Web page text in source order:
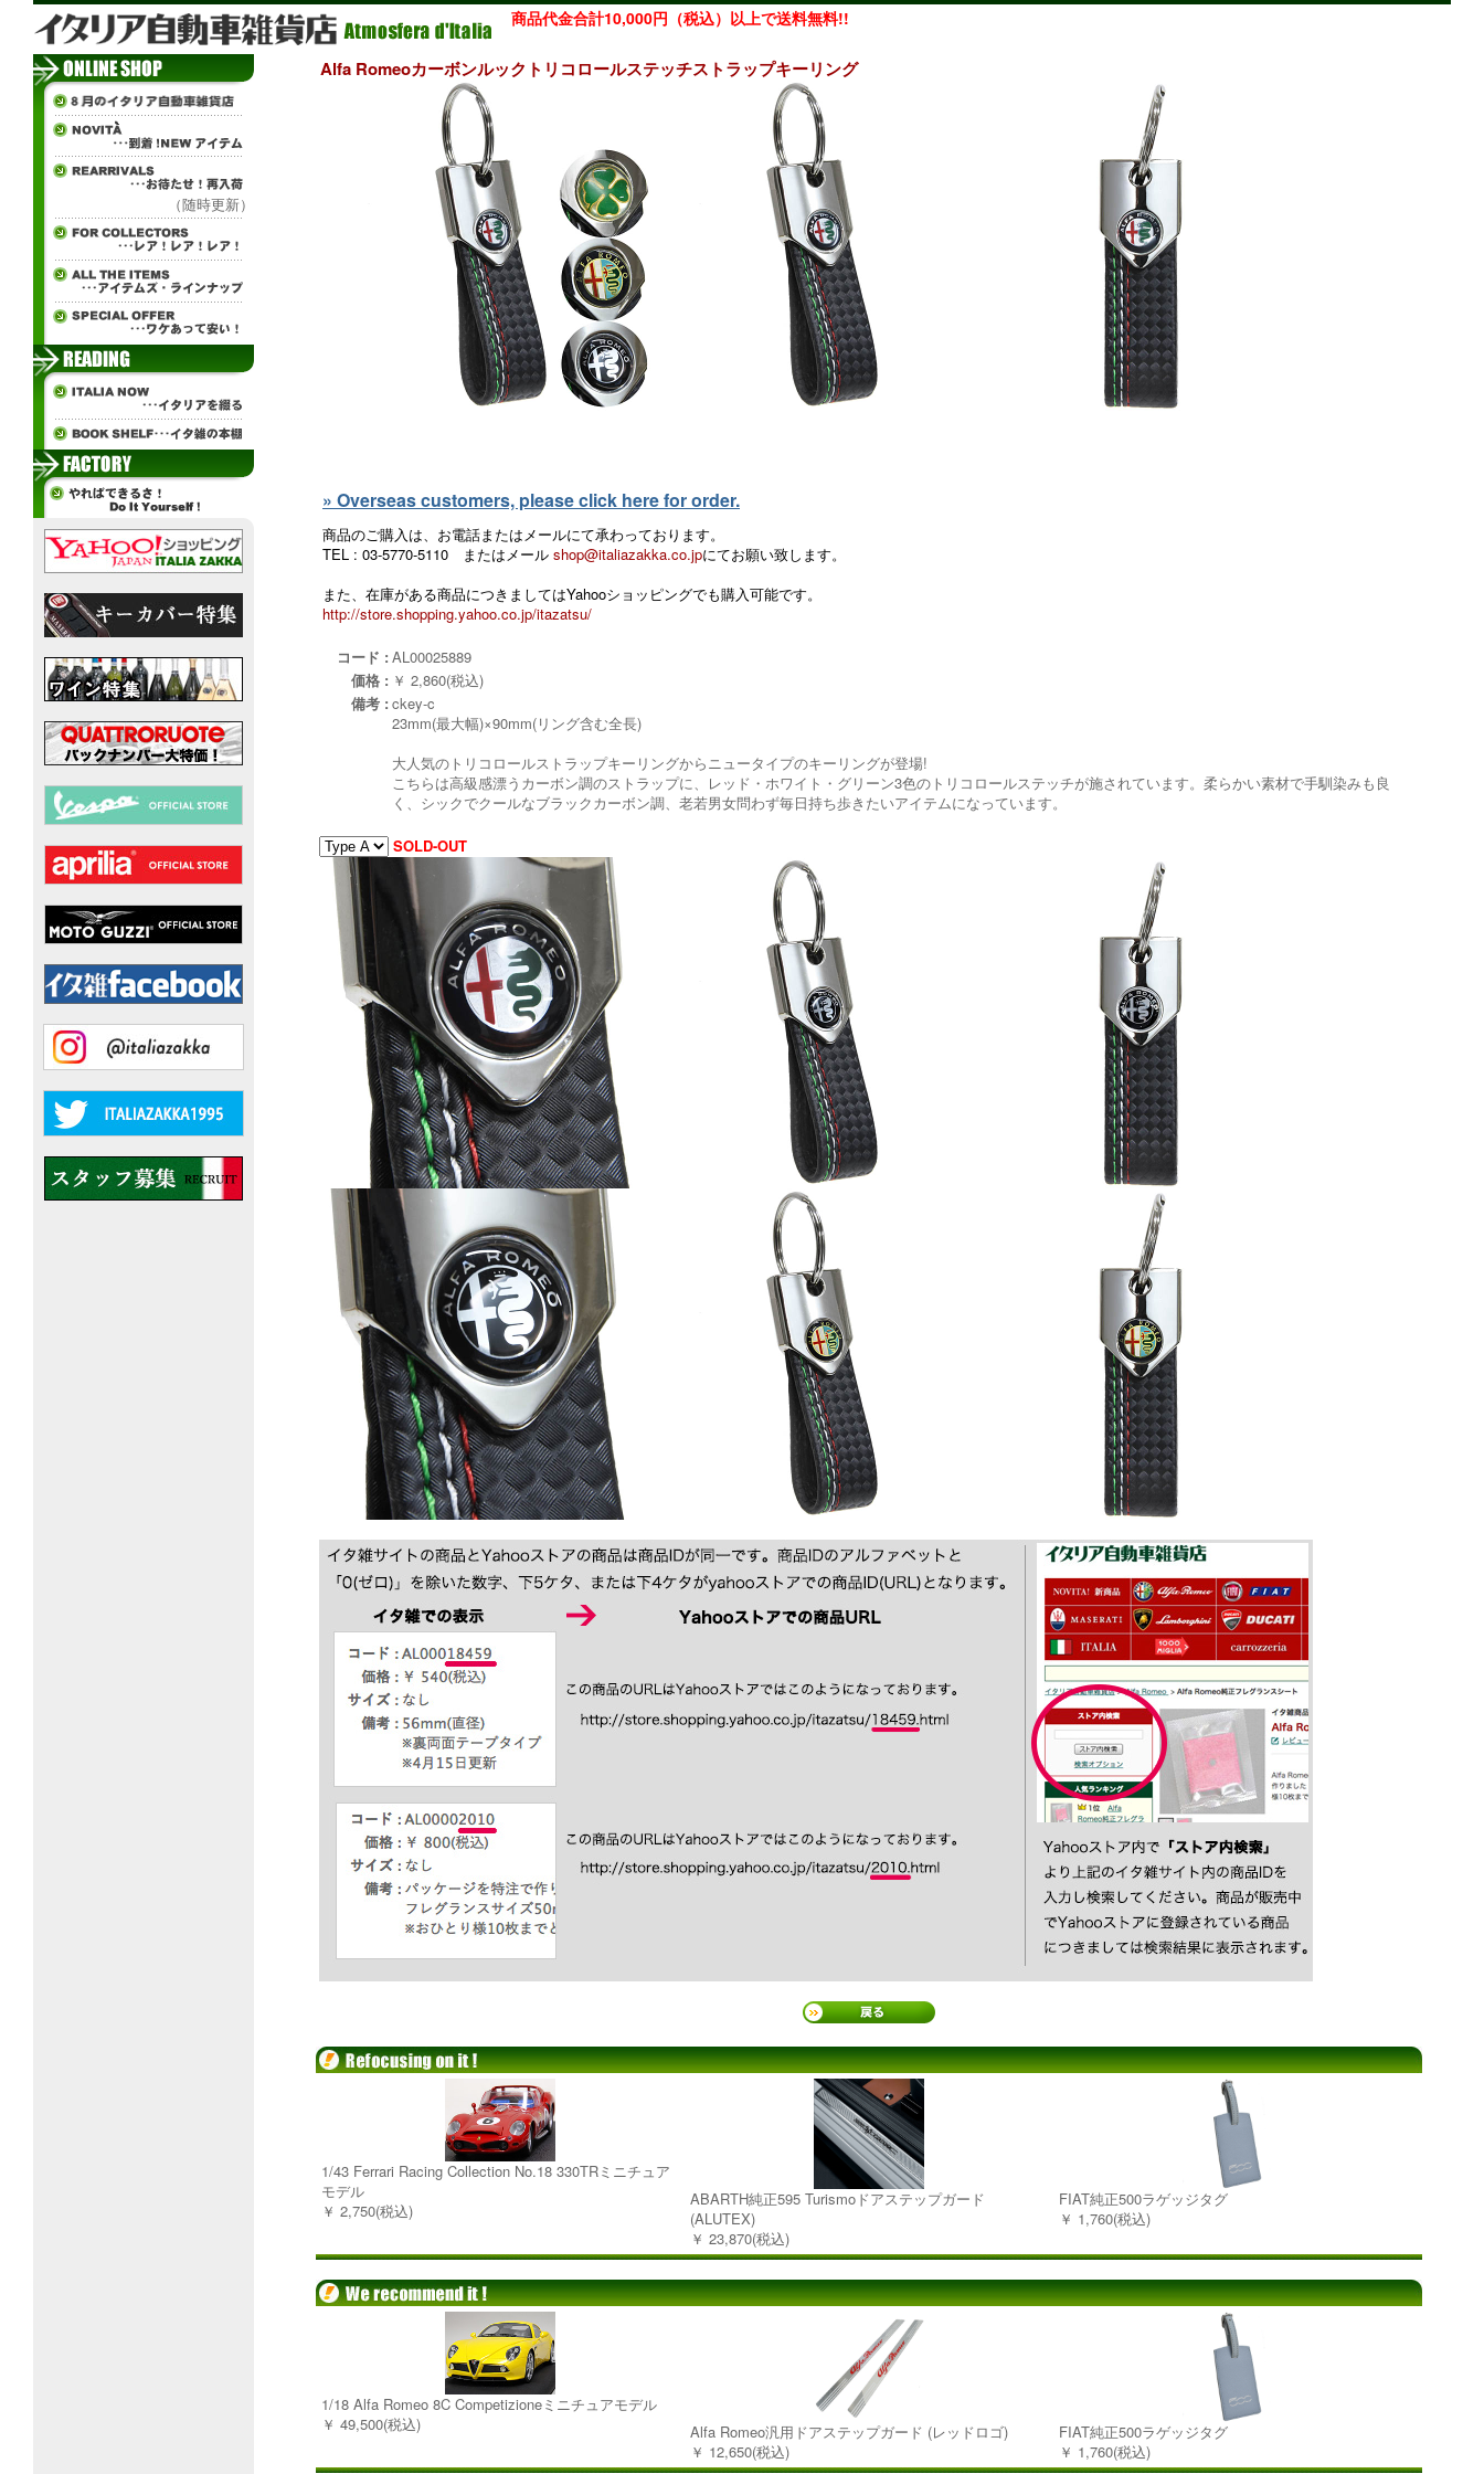
商品代金合計10,000円（税込）以上で送料無料!!
（随時更新）
Alfa Romeoカーボンルックトリコロールステッチストラップキーリング
» Overseas customers, please click here for order.
商品のご購入は、お電話またはメールにて承わっております。
TEL : 03-5770-5110 またはメール shop@italiazakka.co.jpにてお願い致します。
また、在庫がある商品につきましてはYahooショッピングでも購入可能です。
http://store.shopping.yahoo.co.jp/itazatsu/
コード : AL00025889
価格 : ￥ 2,860(税込)
備考 : ckey-c
23mm(最大幅)×90mm(リング含む全長)
大人気のトリコロールストラップキーリングからニュータイプのキーリングが登場!
こちらは高級感漂うカーボン調のストラップに、レッド・ホワイト・グリーン3色のトリコロールステッチが施されています。柔らかい素材で手馴染みも良
く、シックでクールなブラックカーボン調、老若男女問わず毎日持ち歩きたいアイテムになっています。
SOLD-OUT
1/43 Ferrari Racing Collection No.18 330TRミニチュア
モデル
￥ 2,750(税込)
ABARTH純正595 Turismoドアステップガード
(ALUTEX)
￥ 23,870(税込)
FIAT純正500ラゲッジタグ
￥ 1,760(税込)
1/18 Alfa Romeo 8C Competizioneミニチュアモデル
￥ 49,500(税込)
Alfa Romeo汎用ドアステップガード (レッドロゴ)
￥ 12,650(税込)
FIAT純正500ラゲッジタグ
￥ 1,760(税込)